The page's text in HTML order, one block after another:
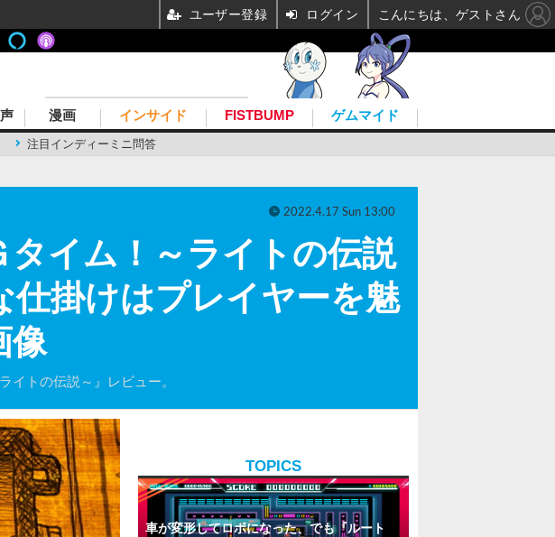
注目インディーミニ問答
漫画 インサイド FISTBUMP ゲムマイド
イム！～ライトの伝説
掛けはプレイヤーを魅
像
イトの伝説～』レビュー。
2022.4.17 Sun 13:00
TOPICS
車が変形してロボになった、でも『ルート
ユーザー登録 ログイン こんにちは、ゲストさん